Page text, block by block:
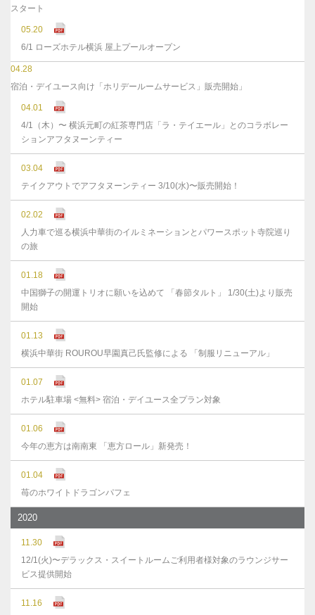
スタート
05.20
6/1 ローズホテル横浜 屋上プールオープン
04.28
宿泊・デイユース向け「ホリデールームサービス」販売開始」
04.01
4/1（木）〜 横浜元町の紅茶専門店「ラ・テイエール」とのコラボレー
ションアフタヌーンティー
03.04
テイクアウトでアフタヌーンティー 3/10(水)〜販売開始！
02.02
人力車で巡る横浜中華街のイルミネーションとパワースポット寺院巡り
の旅
01.18
中国獅子の開運トリオに願いを込めて 「春節タルト」 1/30(土)より販売
開始
01.13
横浜中華街 ROUROU早園真己氏監修による 「制服リニューアル」
01.07
ホテル駐車場 <無料> 宿泊・デイユース全プラン対象
01.06
今年の恵方は南南東 「恵方ロール」新発売！
01.04
苺のホワイトドラゴンパフェ
2020
11.30
12/1(火)〜デラックス・スイートルームご利用者様対象のラウンジサー
ビス提供開始
11.16